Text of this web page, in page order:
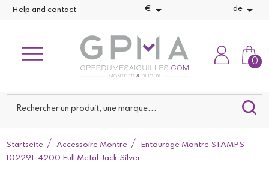
Help and contact €  de 
0
Startseite Accessoire Montre
Entourage Montre STAMPS
102291-4200 Full Metal Jack Silver